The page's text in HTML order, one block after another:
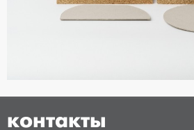
контакты